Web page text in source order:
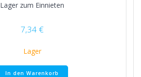
Lager zum Einnieten
7,34 €
Lager
In den Warenkorb